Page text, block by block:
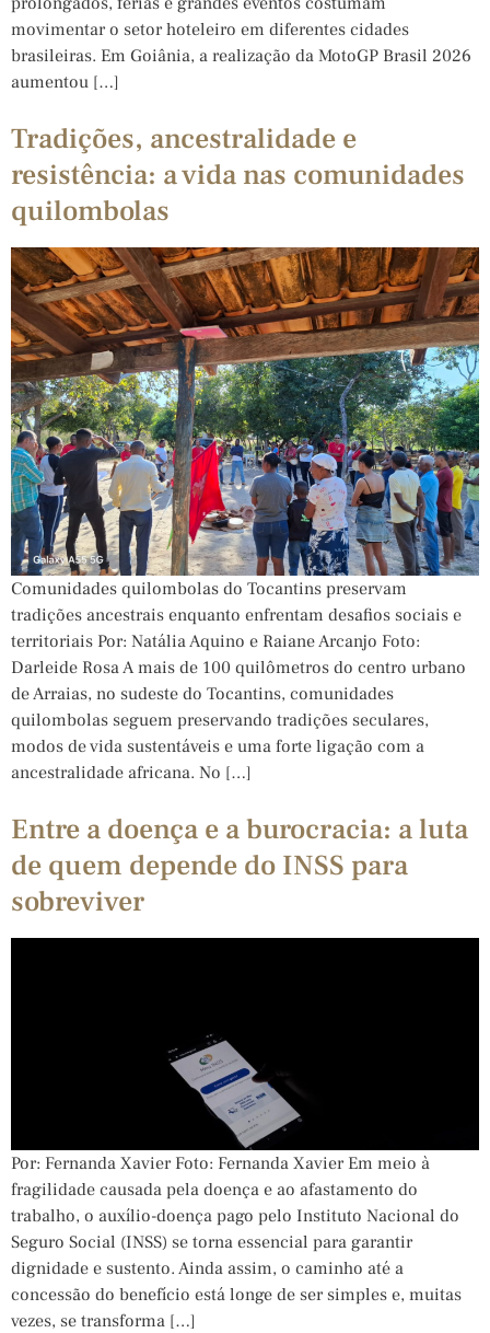
movimentar o setor hoteleiro em diferentes cidades
brasileiras. Em Goiânia, a realização da MotoGP Brasil 2026
aumentou […]
Tradições, ancestralidade e
resistência: a vida nas comunidades
quilombolas
Comunidades quilombolas do Tocantins preservam
tradições ancestrais enquanto enfrentam desafios sociais e
territoriais Por: Natália Aquino e Raiane Arcanjo Foto:
Darleide Rosa A mais de 100 quilômetros do centro urbano
de Arraias, no sudeste do Tocantins, comunidades
quilombolas seguem preservando tradições seculares,
modos de vida sustentáveis e uma forte ligação com a
ancestralidade africana. No […]
Entre a doença e a burocracia: a luta
de quem depende do INSS para
sobreviver
Por: Fernanda Xavier Foto: Fernanda Xavier Em meio à
fragilidade causada pela doença e ao afastamento do
trabalho, o auxílio-doença pago pelo Instituto Nacional do
Seguro Social (INSS) se torna essencial para garantir
dignidade e sustento. Ainda assim, o caminho até a
concessão do benefício está longe de ser simples e, muitas
vezes, se transforma […]